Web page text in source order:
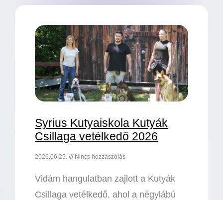
Syrius Kutyaiskola Kutyák
Csillaga vetélkedő 2026
2026.06.25. Nincs hozzászólás
Vidám hangulatban zajlott a Kutyák
Csillaga vetélkedő, ahol a négylábú